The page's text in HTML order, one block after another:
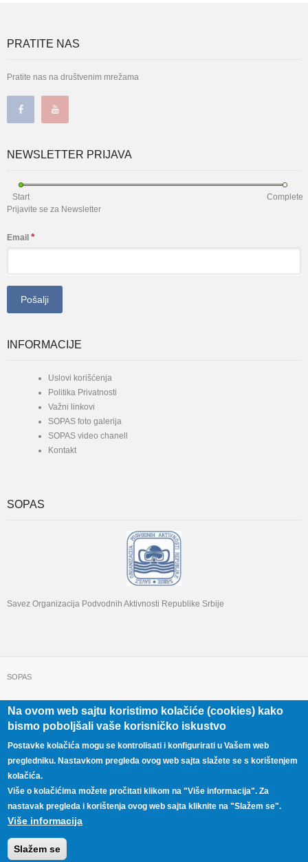
PRATITE NAS
Pratite nas na društvenim mrežama
NEWSLETTER PRIJAVA
Start
Complete
Prijavite se za Newsletter
Email *
INFORMACIJE
Uslovi korišćenja
Politika Privatnosti
Važni linkovi
SOPAS foto galerija
SOPAS video chanell
Kontakt
SOPAS
Savez Organizacija Podvodnih Aktivnosti Republike Srbije
SOPAS
+381 11 322 22 32 Beograd, Beogradska 71
Na ovom web sajtu koristimo kolačiće (cookies) kako
bismo poboljšali vaše korisničko iskustvo
Postavke kolačića mogu se kontrolisati i konfigurirati u Vašem web
pregledniku. Nastavkom pregleda ovog web sajta slažete se s korištenjem
kolačića.
Više o kolačićima možete pročitati klikom na "Više informacija". Za
nastavak pregleda i korištenja ovog web sajta kliknite na "Slažem se".
Više informacija
Slažem se